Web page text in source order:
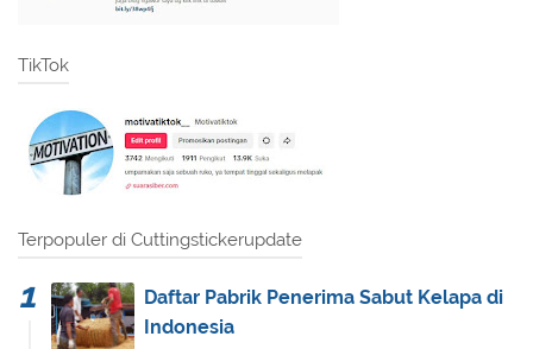
TikTok
Terpopuler di Cuttingstickerupdate
Daftar Pabrik Penerima Sabut Kelapa di
Indonesia